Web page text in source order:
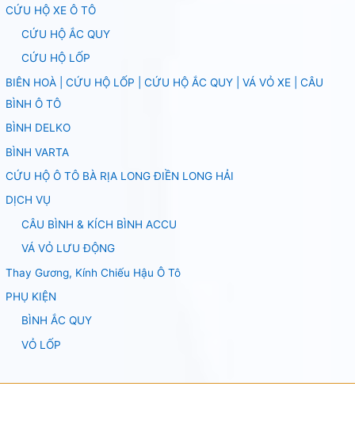
CỨU HỘ XE Ô TÔ
CỨU HỘ ẮC QUY
CỨU HỘ LỐP
BIÊN HOÀ | CỨU HỘ LỐP | CỨU HỘ ẮC QUY | VÁ VỎ XE | CÂU
BÌNH Ô TÔ
BÌNH DELKO
BÌNH VARTA
CỨU HỘ Ô TÔ BÀ RỊA LONG ĐIỀN LONG HẢI
DỊCH VỤ
CÂU BÌNH & KÍCH BÌNH ACCU
VÁ VỎ LƯU ĐỘNG
Thay Gương, Kính Chiếu Hậu Ô Tô
PHỤ KIỆN
BÌNH ẮC QUY
VỎ LỐP